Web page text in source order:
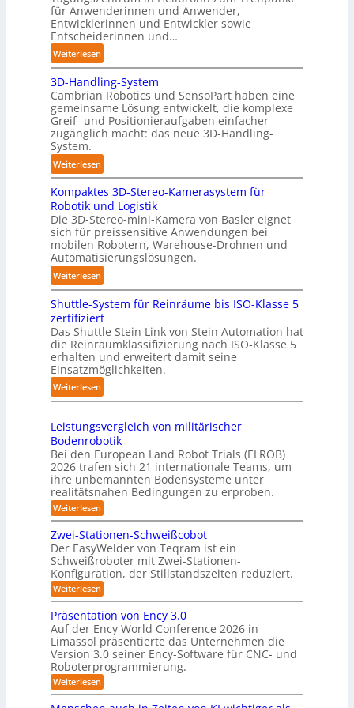
e
P
o
l
y
m
e
r
l
a
g
e
r
f
ü
r
T
a
u
h
r
o
b
o
t
e
für Anwenderinnen und Anwender,
Entwicklerinnen und Entwickler sowie
Entscheiderinnen und…
Weiterlesen:
A
u
t
o
m
t
i
s
i
e
r
u
n
g
s
t
r
e
f
f
0
6
3D-Handling-System
Cambrian Robotics und SensoPart haben eine
gemeinsame Lösung entwickelt, die komplexe
Greif- und Positionieraufgaben einfacher
zugänglich macht: das neue 3D-Handling-
System.
Weiterlesen:
3
D
-
H
a
n
d
l
n
g
-
S
y
s
t
m
Kompaktes 3D-Stereo-Kamerasystem für
Robotik und Logistik
Die 3D-Stereo-mini-Kamera von Basler eignet
sich für preissensitive Anwendungen bei
mobilen Robotern, Warehouse-Drohnen und
Automatisierungslösungen.
Weiterlesen:
K
o
m
p
a
k
t
e
3
D
-
S
t
e
r
e
o
-
K
a
m
e
r
a
s
y
s
Shuttle-System für Reinräume bis ISO-Klasse 5
zertifiziert
Das Shuttle Stein Link von Stein Automation hat
die Reinraumklassifizierung nach ISO-Klasse 5
erhalten und erweitert damit seine
Einsatzmöglichkeiten.
Weiterlesen:
S
u
t
t
l
e
-
S
y
s
t
e
m
f
ü
r
R
e
i
Leistungsvergleich von militärischer
Bodenrobotik
Bei den European Land Robot Trials (ELROB)
2026 trafen sich 21 internationale Teams, um
ihre unbemannten Bodensysteme unter
realitätsnahen Bedingungen zu erproben.
Weiterlesen:
L
e
i
s
t
u
n
g
s
v
e
r
g
l
e
i
c
Zwei-Stationen-Schweißcobot
Der EasyWelder von Teqram ist ein
Schweißroboter mit Zwei-Stationen-
Konfiguration, der Stillstandszeiten reduziert.
Weiterlesen:
Z
w
e
i
-
S
t
a
t
i
Präsentation von Ency 3.0
Auf der Ency World Conference 2026 in
Limassol präsentierte das Unternehmen die
Version 3.0 seiner Ency-Software für CNC- und
Roboterprogrammierung.
Weiterlesen:
P